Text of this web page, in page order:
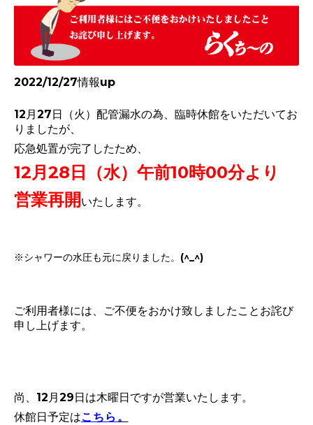
2022/12/27情報up
12月27日（火）配管漏水の為、臨時休館をいただいてお
りましたが、
応急処置が完了したため、
12月28日（水）午前10時00分より
営業再開 いたします。
※シャワーの水圧も元に戻りました。(^_^)
ご利用者様には、ご不便をおかけ致しましたことお詫び
申し上げます。
尚、12月29日は木曜日ですが営業いたします。
休館日予定はこちら 。